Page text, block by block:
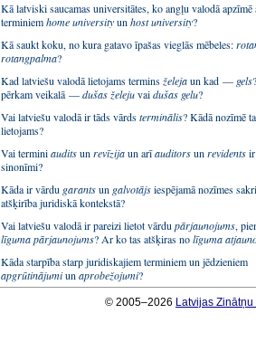
Kā latviski saucamas universitātes, ko angļu valodā apzīmē
terminiemhome universityun host university?
Kā saukt koku, no kura gatavo īpašas vieglās mēbeles:
rotangpalma?
Kad latviešu valodā lietojams termins želejaun kad — gels
pērkam veikalā —dušas želejuvaidušas gelu?
Vai latviešu valodā ir tāds vārdsterminālis? Kādā nozīmē
lietojams?
Vai terminiauditsun revīzijaun arīauditorsun revidentsir
sinonīmi?
Kāda ir vārdu garantsun galvotājsiespējamā nozīmes
atšķirība juridiskā kontekstā?
Vai latviešu valodā ir pareizi lietot vārdu pārjaunojums,
līguma pārjaunojums? Ar ko tas atšķiras nolīguma
Kāda starpība starp juridiskajiem terminiem un jēdzieniem
apgrūtinājumiun aprobežojumi?
© 2005–2026 Latvijas